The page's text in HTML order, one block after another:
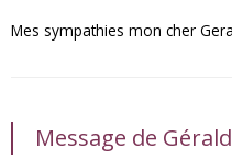
Mes sympathies mon cher
Message de